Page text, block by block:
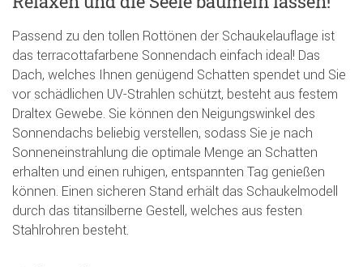
Passend zu den tollen Rottönen der Schaukelauflage ist
das terracottafarbene Sonnendach einfach ideal! Das
Dach, welches Ihnen genügend Schatten spendet und Sie
vor schädlichen UV-Strahlen schützt, besteht aus festem
Draltex Gewebe. Sie können den Neigungswinkel des
Sonnendachs beliebig verstellen, sodass Sie je nach
Sonneneinstrahlung die optimale Menge an Schatten
erhalten und einen ruhigen, entspannten Tag genießen
können. Einen sicheren Stand erhält das Schaukelmodell
durch das titansilberne Gestell, welches aus festen
Stahlrohren besteht.